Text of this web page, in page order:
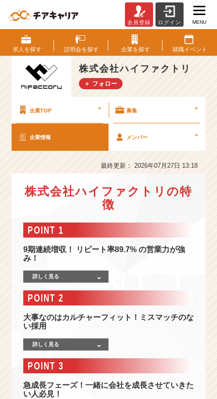
式
会
社
ハ
イ
フ
ァ
-
ー
ド
あ
ベ
ャ
業
o.
1」
会員登録 ログイン MENU
求人を探す 説明会を探す 企業を探す 就職イベント
株式会社ハイファクトリ
＋ フォロー
企業TOP > 募集 >
企業情報 メンバー >
最終更新： 2026年07月27日 13:18
株式会社ハイファクトリの特
徴
POINT 1
9期連続増収！ リピート率89.7% の営業力が強
み！
詳しく見る
POINT 2
大事なのはカルチャーフィット！ミスマッチのな
い採用
詳しく見る
POINT 3
急成長フェーズ！一緒に会社を成長させていきた
い人必見！